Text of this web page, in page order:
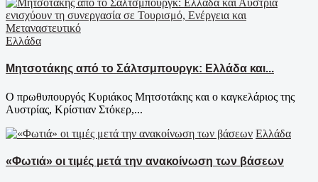
Ελλάδα
Μητσοτάκης από το Σάλτσμπουργκ: Ελλάδα και...
Ο πρωθυπουργός Κυριάκος Μητσοτάκης και ο καγκελάριος της
Αυστρίας, Κρίστιαν Στόκερ,...
Ελλάδα
«Φωτιά» οι τιμές μετά την ανακοίνωση των βάσεων